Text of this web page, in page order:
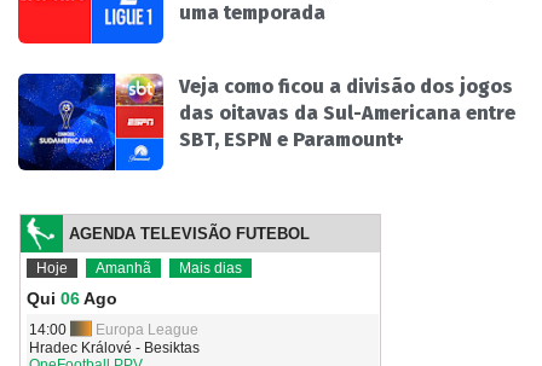
uma temporada
Veja como ficou a divisão dos jogos
das oitavas da Sul-Americana entre
SBT, ESPN e Paramount+